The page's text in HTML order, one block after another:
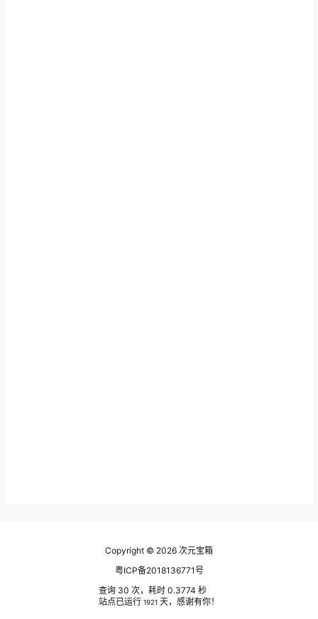
Copyright © 2026 次元宝箱
粤ICP备2018136771号
查询 30 次，耗时 0.3774 秒
站点已运行 1921 天，感谢有你！